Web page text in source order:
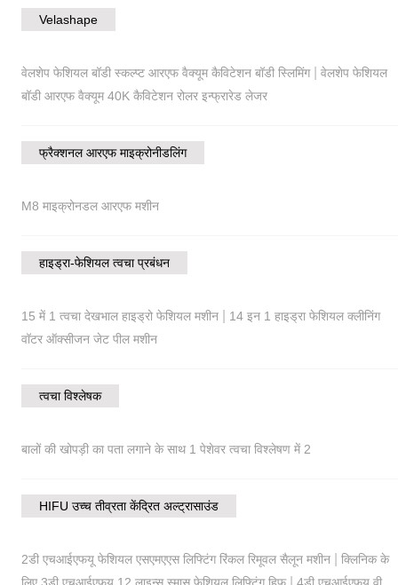
Velashape
वेलशेप फेशियल बॉडी स्कल्प्ट आरएफ वैक्यूम कैविटेशन बॉडी स्लिमिंग| वेलशेप फेशियल
बॉडी आरएफ वैक्यूम 40K कैविटेशन रोलर इन्फ्रारेड लेजर
फ्रैक्शनल आरएफ माइक्रोनीडलिंग
M8 माइक्रोनडल आरएफ मशीन
हाइड्रा-फेशियल त्वचा प्रबंधन
15 में 1 त्वचा देखभाल हाइड्रो फेशियल मशीन| 14 इन 1 हाइड्रा फेशियल क्लीनिंग
वॉटर ऑक्सीजन जेट पील मशीन
त्वचा विश्लेषक
बालों की खोपड़ी का पता लगाने के साथ 1 पेशेवर त्वचा विश्लेषण में 2
HIFU उच्च तीव्रता केंद्रित अल्ट्रासाउंड
2डी एचआईएफयू फेशियल एसएमएएस लिफ्टिंग रिंकल रिमूवल सैलून मशीन| क्लिनिक के
लिए 3डी एचआईएफयू 12 लाइन्स स्मास फेशियल लिफ्टिंग हिफू| 4डी एचआईएफयू वी